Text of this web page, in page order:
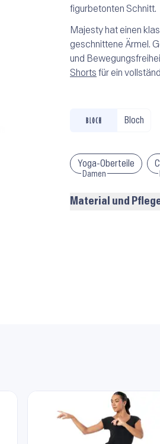
figurbetonten Schnitt.
Majesty hat einen
geschnittene Ärmel.
und
Shorts für ein
Bloch
Yoga-Oberteile
Damen
Material und